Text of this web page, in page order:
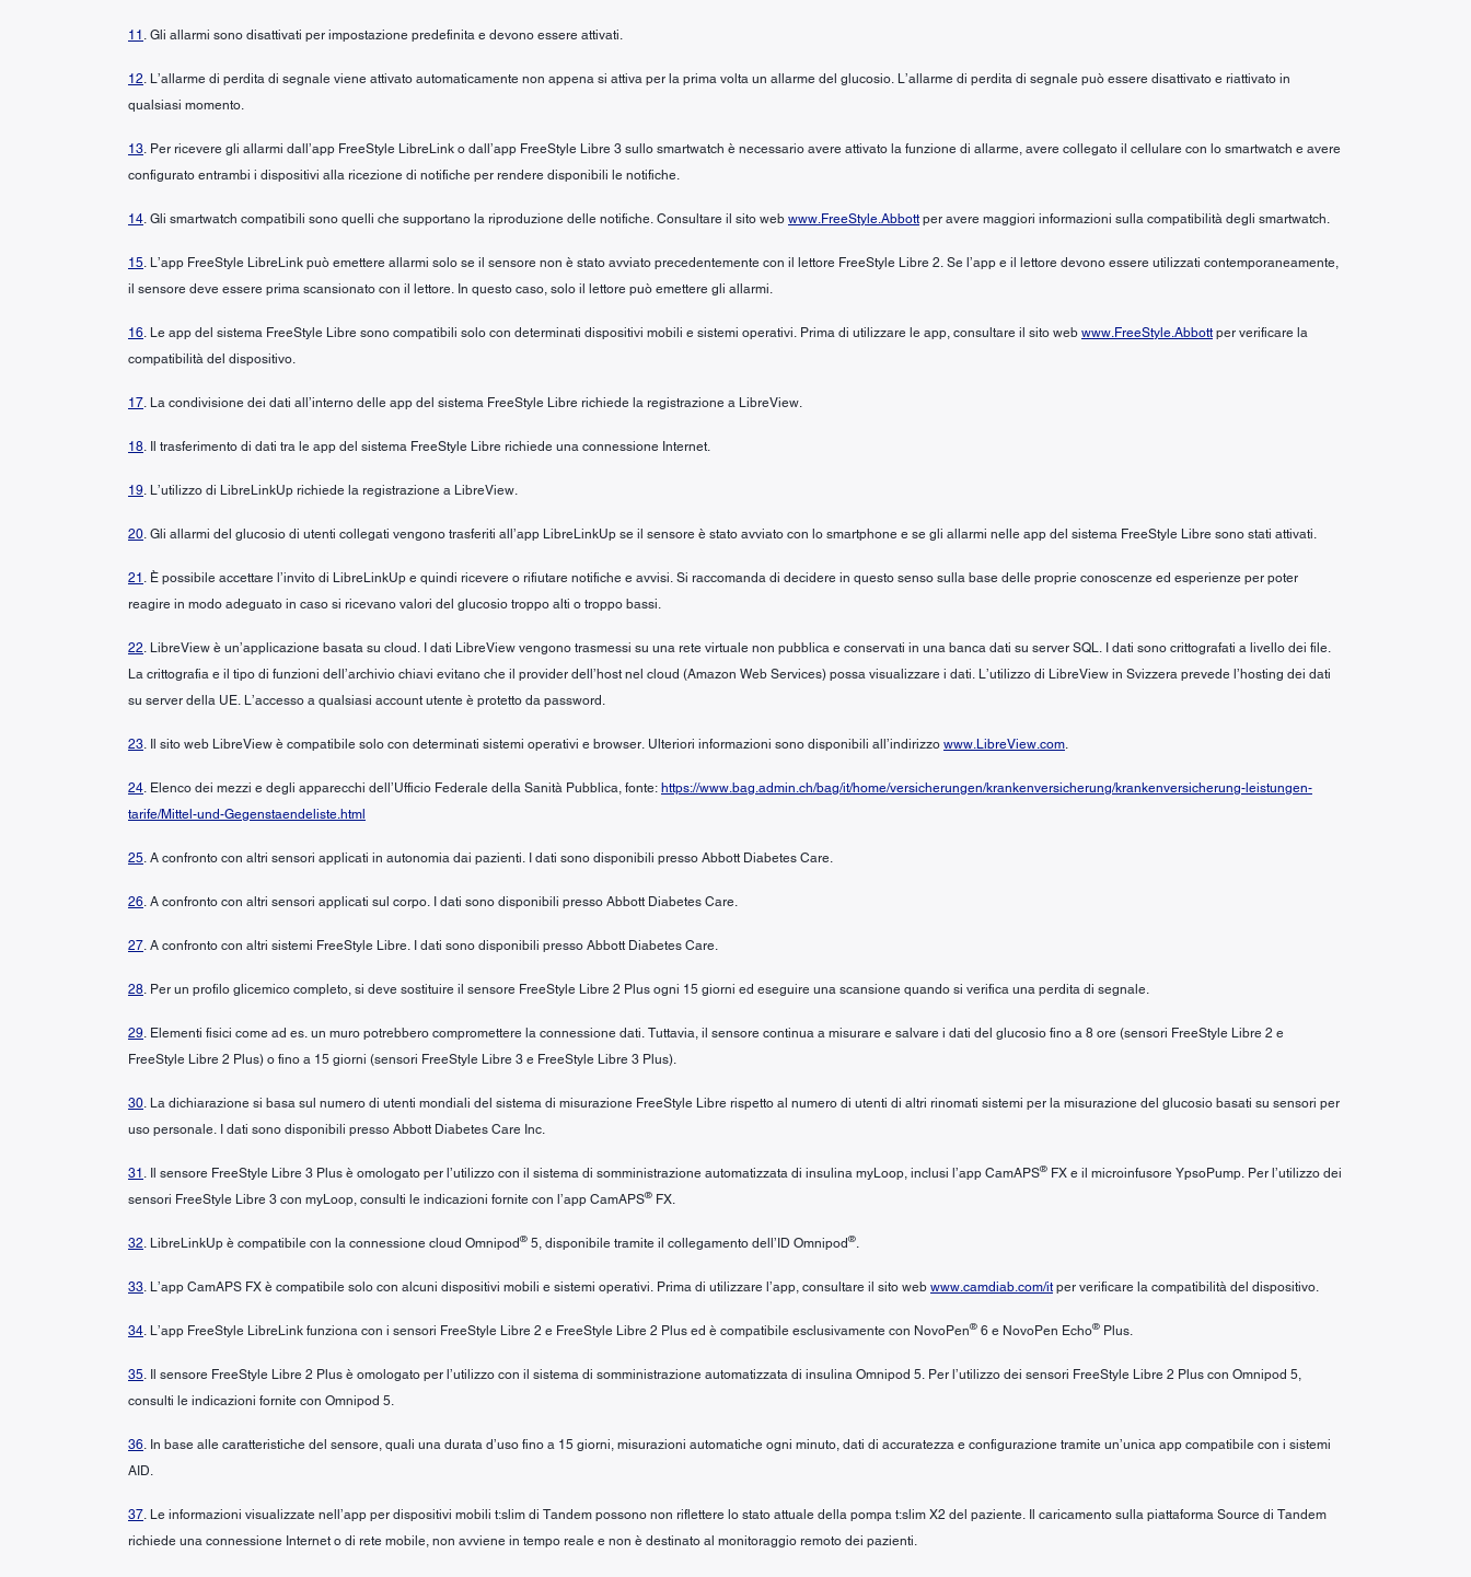
11 . Gli allarmi sono disattivati per impostazione predefinita e devono essere attivati.
12. L’allarme di perdita di segnale viene attivato automaticamente non appena si attiva per la prima volta un allarme del glucosio. L’allarme di perdita di segnale può essere disattivato e riattivato in
qualsiasi momento.
13. Per ricevere gli allarmi dall’app FreeStyle LibreLink o dall’app FreeStyle Libre 3 sullo smartwatch è necessario avere attivato la funzione di allarme, avere collegato il cellulare con lo smartwatch e avere
configurato entrambi i dispositivi alla ricezione di notifiche per rendere disponibili le notifiche.
14. Gli smartwatch compatibili sono quelli che supportano la riproduzione delle notifiche. Consultare il sito web www.FreeStyle.Abbott per avere maggiori informazioni sulla compatibilità degli smartwatch.
15. L’app FreeStyle LibreLink può emettere allarmi solo se il sensore non è stato avviato precedentemente con il lettore FreeStyle Libre 2. Se l’app e il lettore devono essere utilizzati contemporaneamente,
il sensore deve essere prima scansionato con il lettore. In questo caso, solo il lettore può emettere gli allarmi.
16. Le app del sistema FreeStyle Libre sono compatibili solo con determinati dispositivi mobili e sistemi operativi. Prima di utilizzare le app, consultare il sito web www.FreeStyle.Abbott per verificare la
compatibilità del dispositivo.
17. La condivisione dei dati all’interno delle app del sistema FreeStyle Libre richiede la registrazione a LibreView.
18. Il trasferimento di dati tra le app del sistema FreeStyle Libre richiede una connessione Internet.
19. L’utilizzo di LibreLinkUp richiede la registrazione a LibreView.
20. Gli allarmi del glucosio di utenti collegati vengono trasferiti all’app LibreLinkUp se il sensore è stato avviato con lo smartphone e se gli allarmi nelle app del sistema FreeStyle Libre sono stati attivati.
21 . È possibile accettare l’invito di LibreLinkUp e quindi ricevere o rifiutare notifiche e avvisi. Si raccomanda di decidere in questo senso sulla base delle proprie conoscenze ed esperienze per poter
reagire in modo adeguato in caso si ricevano valori del glucosio troppo alti o troppo bassi.
22. LibreView è un’applicazione basata su cloud. I dati LibreView vengono trasmessi su una rete virtuale non pubblica e conservati in una banca dati su server SQL. I dati sono crittografati a livello dei file.
La crittografia e il tipo di funzioni dell’archivio chiavi evitano che il provider dell’host nel cloud (Amazon Web Services) possa visualizzare i dati. L’utilizzo di LibreView in Svizzera prevede l’hosting dei dati
su server della UE. L’accesso a qualsiasi account utente è protetto da password.
23. Il sito web LibreView è compatibile solo con determinati sistemi operativi e browser. Ulteriori informazioni sono disponibili all’indirizzo www.LibreView.com.
24. Elenco dei mezzi e degli apparecchi dell’Ufficio Federale della Sanità Pubblica, fonte: https://www.bag.admin.ch/bag/it/home/versicherungen/krankenversicherung/krankenversicherung-leistungen-
tarife/Mittel-und-Gegenstaendeliste.html
25. A confronto con altri sensori applicati in autonomia dai pazienti. I dati sono disponibili presso Abbott Diabetes Care.
26. A confronto con altri sensori applicati sul corpo. I dati sono disponibili presso Abbott Diabetes Care.
27. A confronto con altri sistemi FreeStyle Libre. I dati sono disponibili presso Abbott Diabetes Care.
28. Per un profilo glicemico completo, si deve sostituire il sensore FreeStyle Libre 2 Plus ogni 15 giorni ed eseguire una scansione quando si verifica una perdita di segnale.
29. Elementi fisici come ad es. un muro potrebbero compromettere la connessione dati. Tuttavia, il sensore continua a misurare e salvare i dati del glucosio fino a 8 ore (sensori FreeStyle Libre 2 e
FreeStyle Libre 2 Plus) o fino a 15 giorni (sensori FreeStyle Libre 3 e FreeStyle Libre 3 Plus).
30. La dichiarazione si basa sul numero di utenti mondiali del sistema di misurazione FreeStyle Libre rispetto al numero di utenti di altri rinomati sistemi per la misurazione del glucosio basati su sensori per
uso personale. I dati sono disponibili presso Abbott Diabetes Care Inc.
31 . Il sensore FreeStyle Libre 3 Plus è omologato per l’utilizzo con il sistema di somministrazione automatizzata di insulina myLoop, inclusi l’app CamAPS® FX e il microinfusore YpsoPump. Per l’utilizzo dei
sensori FreeStyle Libre 3 con myLoop, consulti le indicazioni fornite con l’app CamAPS® FX.
32. LibreLinkUp è compatibile con la connessione cloud Omnipod® 5, disponibile tramite il collegamento dell’ID Omnipod®.
33. L’app CamAPS FX è compatibile solo con alcuni dispositivi mobili e sistemi operativi. Prima di utilizzare l’app, consultare il sito web www.camdiab.com/it per verificare la compatibilità del dispositivo.
34. L’app FreeStyle LibreLink funziona con i sensori FreeStyle Libre 2 e FreeStyle Libre 2 Plus ed è compatibile esclusivamente con NovoPen® 6 e NovoPen Echo® Plus.
35. Il sensore FreeStyle Libre 2 Plus è omologato per l’utilizzo con il sistema di somministrazione automatizzata di insulina Omnipod 5. Per l’utilizzo dei sensori FreeStyle Libre 2 Plus con Omnipod 5,
consulti le indicazioni fornite con Omnipod 5.
36. In base alle caratteristiche del sensore, quali una durata d’uso fino a 15 giorni, misurazioni automatiche ogni minuto, dati di accuratezza e configurazione tramite un’unica app compatibile con i sistemi
AID.
37. Le informazioni visualizzate nell’app per dispositivi mobili t:slim di Tandem possono non riflettere lo stato attuale della pompa t:slim X2 del paziente. Il caricamento sulla piattaforma Source di Tandem
richiede una connessione Internet o di rete mobile, non avviene in tempo reale e non è destinato al monitoraggio remoto dei pazienti.